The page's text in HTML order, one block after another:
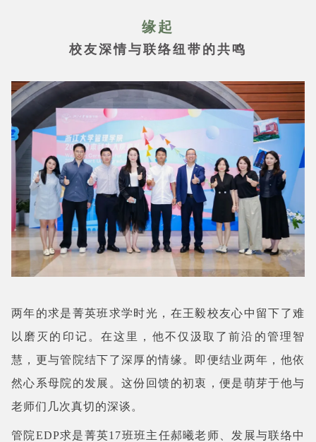
缘起
校友深情与联络纽带的共鸣
两年的求是菁英班求学时光，在王毅校友心中留下了难
以磨灭的印记。在这里，他不仅汲取了前沿的管理智
慧，更与管院结下了深厚的情缘。即便结业两年，他依
然心系母院的发展。这份回馈的初衷，便是萌芽于他与
老师们几次真切的深谈。
管院EDP求是菁英17班班主任郝曦老师、发展与联络中